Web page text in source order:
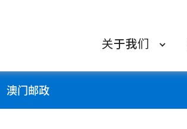
关于我们
澳门邮政